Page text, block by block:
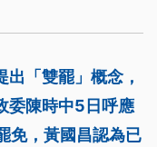
「雙罷」概念，
委陳時中5日呼應
免，黃國昌認為已